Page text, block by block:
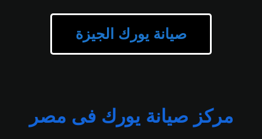
صيانة يورك الجيزة
مركز صيانة يورك فى مصر